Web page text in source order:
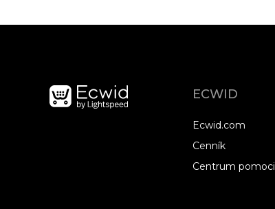
ECWID
Ecwid.com
Cenník
Centrum pomoci